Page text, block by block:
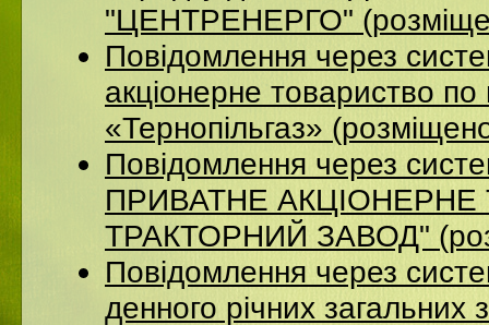
"ЦЕНТРЕНЕРГО"
Повідомлення через
акціонерне товариство по
«Тернопільгаз»
Повідомлення через
ПРИВАТНЕ АКЦIОНЕРНЕ
ТРАКТОРНИЙ ЗАВОД"
Повідомлення через
денного річних загальних